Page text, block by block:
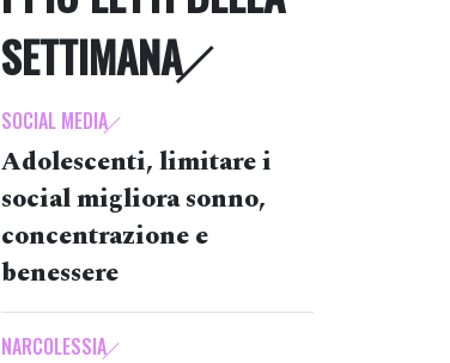
SETTIMANA
SOCIAL MEDIA
Adolescenti, limitare i
social migliora sonno,
concentrazione e
benessere
NARCOLESSIA